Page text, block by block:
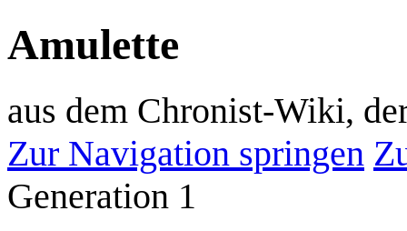
Amulette
aus dem Chronist-Wiki,
Zur Navigation springen
Generation 1